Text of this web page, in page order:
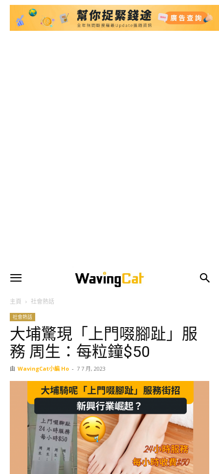
主頁 社會熱話
社會熱話
大埔驚現「上門啜腳趾」服
務 周生：每粒鐘$50
由 WavingCat小編 Ho - 7 7 月, 2023